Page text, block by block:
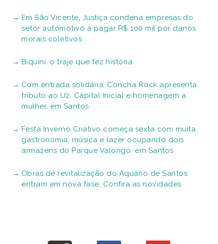
Em São Vicente, Justiça condena empresas do
setor automotivo a pagar R$ 100 mil por danos
morais coletivos
Biquíni: o traje que fez história
Com entrada solidária, Concha Rock apresenta
tributo ao U2, Capital Inicial e homenagem a
mulher, em Santos
Festa Inverno Criativo começa sexta com muita
gastronomia, música e lazer ocupando dois
armazéns do Parque Valongo, em Santos
Obras de revitalização do Aquário de Santos
entram em nova fase. Confira as novidades